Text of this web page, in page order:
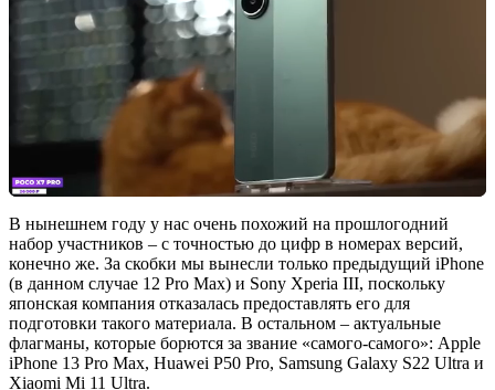
В нынешнем году у нас очень похожий на прошлогодний
набор участников – с точностью до цифр в номерах версий,
конечно же. За скобки мы вынесли только предыдущий iPhone
(в данном случае 12 Pro Max) и Sony Xperia III, поскольку
японская компания отказалась предоставлять его для
подготовки такого материала. В остальном – актуальные
флагманы, которые борются за звание «самого-самого»: Apple
iPhone 13 Pro Max, Huawei P50 Pro, Samsung Galaxy S22 Ultra и
Xiaomi Mi 11 Ultra.